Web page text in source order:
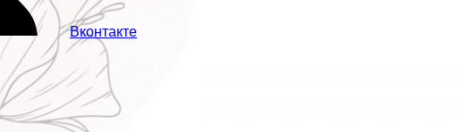
Вконтакте